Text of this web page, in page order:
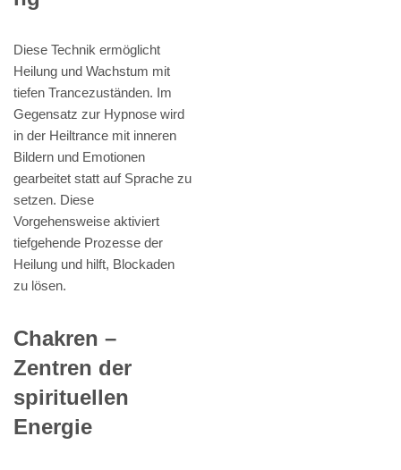
Diese Technik ermöglicht
Heilung und Wachstum mit
tiefen Trancezuständen. Im
Gegensatz zur Hypnose wird
in der Heiltrance mit inneren
Bildern und Emotionen
gearbeitet statt auf Sprache zu
setzen. Diese
Vorgehensweise aktiviert
tiefgehende Prozesse der
Heilung und hilft, Blockaden
zu lösen.
Chakren –
Zentren der
spirituellen
Energie